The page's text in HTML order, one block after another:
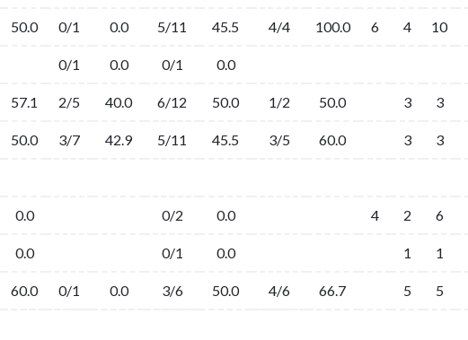
50.0 0/1 0.0 5/11 45.5 4/4 100.0 6 4 10
0/1 0.0 0/1 0.0
57.1 2/5 40.0 6/12 50.0 1/2 50.0 3 3
50.0 3/7 42.9 5/11 45.5 3/5 60.0 3 3
0.0 0/2 0.0 4 2 6
0.0 0/1 0.0 1 1
60.0 0/1 0.0 3/6 50.0 4/6 66.7 5 5